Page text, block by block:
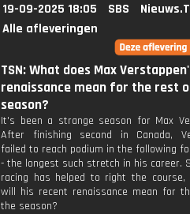
19-09-2025 18:05 SBS
Alle afleveringen
TSN: What does Max
renaissance mean for the rest
season?
It's been a strange season for Max
After finishing second in Canada,
failed to reach podium in the following
- the longest such stretch in his career.
racing has helped to right the
will his recent renaissance mean for
the season?